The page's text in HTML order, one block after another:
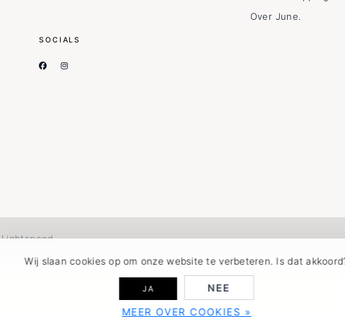
Wij slaan cookies op om onze website te verbeteren. Is dat
JA
NEE
MEER OVER COOKIES »
SOCIALS
Over June.
Lightspeed